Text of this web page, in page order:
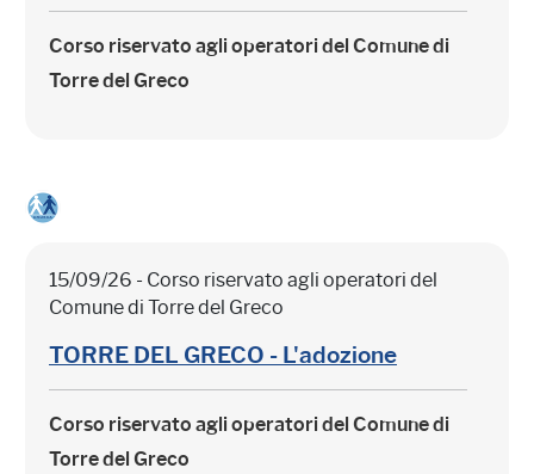
Corso riservato agli operatori del Comune di
Torre del Greco
15/09/26 - Corso riservato agli operatori del
Comune di Torre del Greco
TORRE DEL GRECO - L'adozione
Corso riservato agli operatori del Comune di
Torre del Greco